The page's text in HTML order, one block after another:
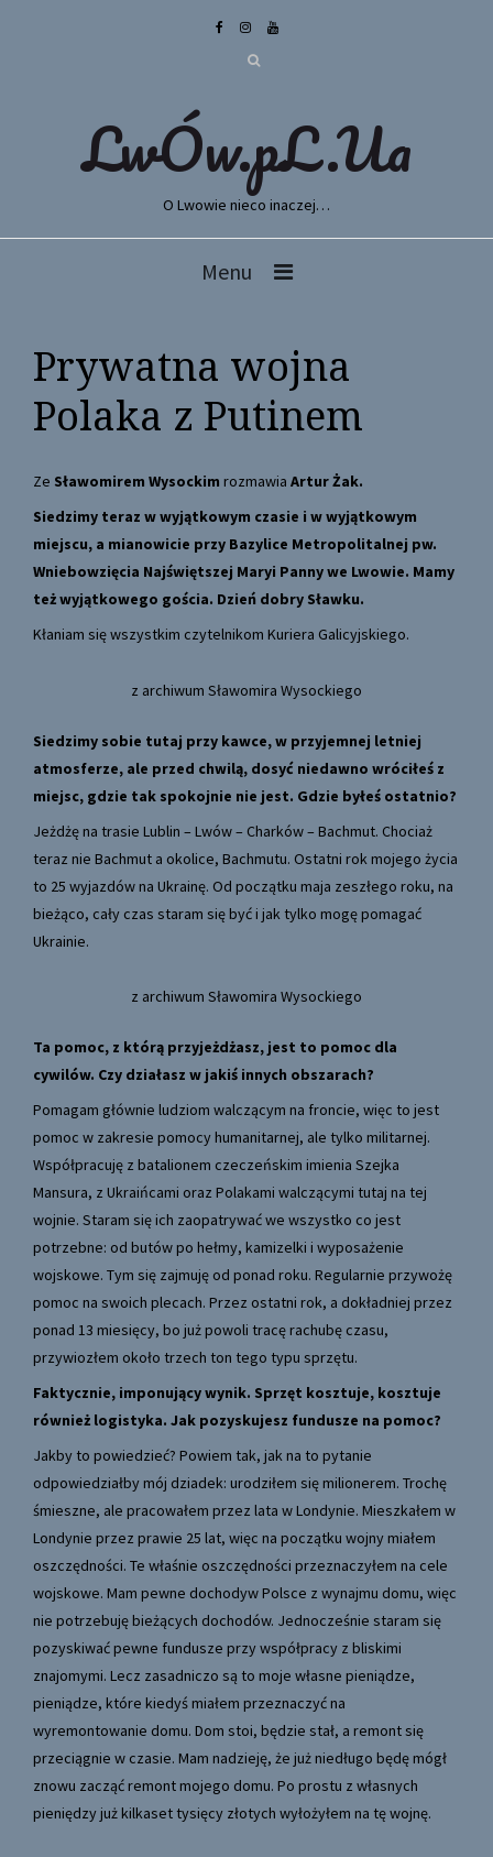
LwÓw.pL.Ua
O Lwowie nieco inaczej…
Menu
Prywatna wojna
Polaka z Putinem
Ze Sławomirem Wysockim rozmawia Artur Żak.
Siedzimy teraz w wyjątkowym czasie i w wyjątkowym
miejscu, a mianowicie przy Bazylice Metropolitalnej pw.
Wniebowzięcia Najświętszej Maryi Panny we Lwowie. Mamy
też wyjątkowego gościa. Dzień dobry Sławku.
Kłaniam się wszystkim czytelnikom Kuriera Galicyjskiego.
z archiwum Sławomira Wysockiego
Siedzimy sobie tutaj przy kawce, w przyjemnej letniej
atmosferze, ale przed chwilą, dosyć niedawno wróciłeś z
miejsc, gdzie tak spokojnie nie jest. Gdzie byłeś ostatnio?
Jeżdżę na trasie Lublin – Lwów – Charków – Bachmut. Chociaż
teraz nie Bachmut a okolice, Bachmutu. Ostatni rok mojego życia
to 25 wyjazdów na Ukrainę. Od początku maja zeszłego roku, na
bieżąco, cały czas staram się być i jak tylko mogę pomagać
Ukrainie.
z archiwum Sławomira Wysockiego
Ta pomoc, z którą przyjeżdżasz, jest to pomoc dla
cywilów. Czy działasz w jakiś innych obszarach?
Pomagam głównie ludziom walczącym na froncie, więc to jest
pomoc w zakresie pomocy humanitarnej, ale tylko militarnej.
Współpracuję z batalionem czeczeńskim imienia Szejka
Mansura, z Ukraińcami oraz Polakami walczącymi tutaj na tej
wojnie. Staram się ich zaopatrywać we wszystko co jest
potrzebne: od butów po hełmy, kamizelki i wyposażenie
wojskowe. Tym się zajmuję od ponad roku. Regularnie przywożę
pomoc na swoich plecach. Przez ostatni rok, a dokładniej przez
ponad 13 miesięcy, bo już powoli tracę rachubę czasu,
przywiozłem około trzech ton tego typu sprzętu.
Faktycznie, imponujący wynik. Sprzęt kosztuje, kosztuje
również logistyka. Jak pozyskujesz fundusze na pomoc?
Jakby to powiedzieć? Powiem tak, jak na to pytanie
odpowiedziałby mój dziadek: urodziłem się milionerem. Trochę
śmieszne, ale pracowałem przez lata w Londynie. Mieszkałem w
Londynie przez prawie 25 lat, więc na początku wojny miałem
oszczędności. Te właśnie oszczędności przeznaczyłem na cele
wojskowe. Mam pewne dochodyw Polsce z wynajmu domu, więc
nie potrzebuję bieżących dochodów. Jednocześnie staram się
pozyskiwać pewne fundusze przy współpracy z bliskimi
znajomymi. Lecz zasadniczo są to moje własne pieniądze,
pieniądze, które kiedyś miałem przeznaczyć na
wyremontowanie domu. Dom stoi, będzie stał, a remont się
przeciągnie w czasie. Mam nadzieję, że już niedługo będę mógł
znowu zacząć remont mojego domu. Po prostu z własnych
pieniędzy już kilkaset tysięcy złotych wyłożyłem na tę wojnę.